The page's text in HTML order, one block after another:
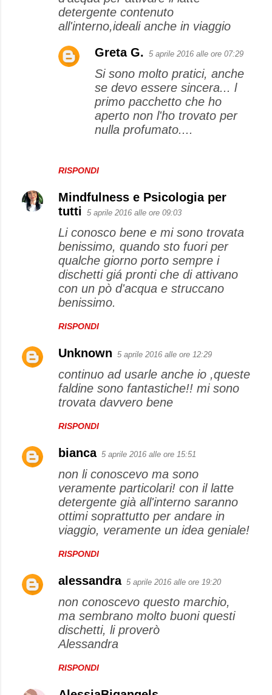
detergente contenuto
all'interno,ideali anche in viaggio
RISPONDI
Greta G. 5 aprile 2016 alle ore 07:29
Si sono molto pratici, anche
se devo essere sincera... l
primo pacchetto che ho
aperto non l'ho trovato per
nulla profumato....
Mindfulness e Psicologia per
tutti 5 aprile 2016 alle ore 09:03
Li conosco bene e mi sono trovata
benissimo, quando sto fuori per
qualche giorno porto sempre i
dischetti giá pronti che di attivano
con un pò d'acqua e struccano
benissimo.
RISPONDI
Unknown 5 aprile 2016 alle ore 12:29
continuo ad usarle anche io ,queste
faldine sono fantastiche!! mi sono
trovata davvero bene
RISPONDI
bianca 5 aprile 2016 alle ore 15:51
non li conoscevo ma sono
veramente particolari! con il latte
detergente già all'interno saranno
ottimi soprattutto per andare in
viaggio, veramente un idea geniale!
RISPONDI
alessandra 5 aprile 2016 alle ore 19:20
non conoscevo questo marchio,
ma sembrano molto buoni questi
dischetti, li proverò
Alessandra
RISPONDI